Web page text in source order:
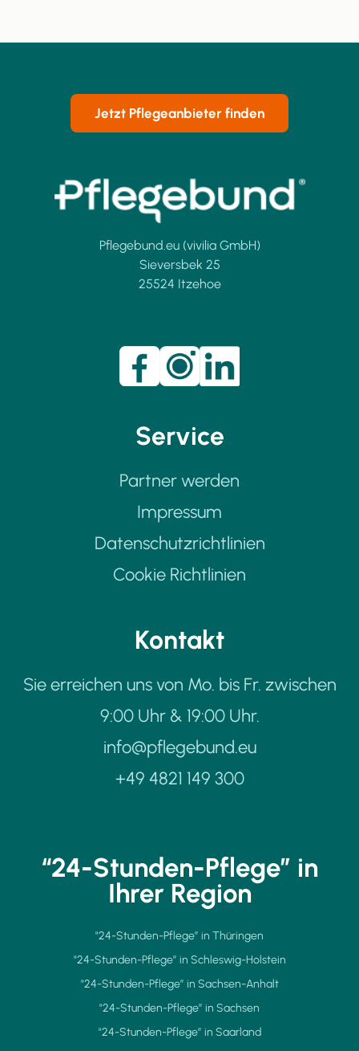
Jetzt Pflegeanbieter finden
Pflegebund.eu (vivilia GmbH)
Sieversbek 25
25524 Itzehoe
Kontakt
Sie erreichen uns von Mo. bis Fr. zwischen
9:00 Uhr & 19:00 Uhr.
info@pflegebund.eu
+49 4821 149 300
Service
Partner werden
Impressum
Datenschutzrichtlinien
Cookie Richtlinien
“24-Stunden-Pflege” in
Ihrer Region
"24-Stunden-Pflege” in Thüringen
"24-Stunden-Pflege” in Schleswig-Holstein
"24-Stunden-Pflege” in Sachsen-Anhalt
"24-Stunden-Pflege” in Sachsen
"24-Stunden-Pflege” in Saarland